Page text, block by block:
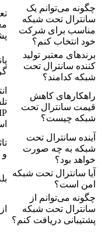
چگونه می‌توانم یک
سانترال تحت شبکه
مناسب برای شرکت
خود انتخاب کنم؟
برندهای معتبر تولید
کننده سانترال تحت
شبکه کدامند؟
راهکارهای کاهش
قیمت سانترال تحت
شبکه چیست؟
آینده سانترال تحت
شبکه به چه صورت
خواهد بود؟
و
آیا سانترال تحت شبکه
امن است؟
چگونه می‌توانم از
سانترال تحت شبکه
پشتیبانی دریافت کنم؟